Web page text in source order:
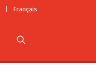
Français
